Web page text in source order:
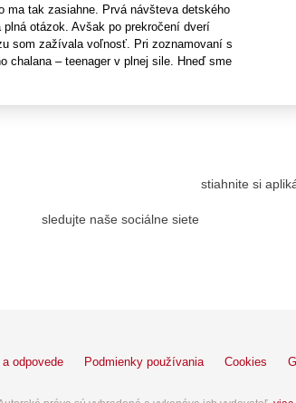
ma tak zasiahne. Prvá návšteva detského
otázok. Avšak po prekročení dverí
som zažívala voľnosť. Pri zoznamovaní s
chalana – teenager v plnej sile. Hneď sme
sledujte naše sociálne siete
stiahnite si
odpovede Podmienky používania Cookies